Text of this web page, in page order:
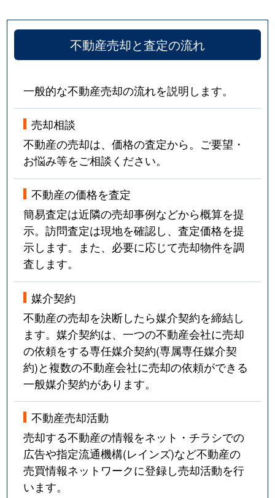
不動産売却と査定の流れ
一般的な不動産売却の流れを説明します。
売却相談
不動産の売却は、価格の査定から。ご要望・
お悩み等をご相談ください。
不動産の価格を査定
簡易査定は近隣の売却事例などから概算を提
示。訪問査定は現地を確認し、査定価格を提
示します。また、必要に応じて売却物件を調
査します。
媒介契約
不動産の売却を決断したら媒介契約を締結し
ます。媒介契約は、一つの不動産会社に売却
の依頼をする専任媒介契約(専属専任媒介契
約)と複数の不動産会社に売却の依頼ができる
一般媒介契約があります。
不動産売却活動
売却する不動産の情報をネット・チラシでの
広告や指定流通機構(レインズ)など不動産の
売買情報ネットワークに登録し売却活動を行
います。